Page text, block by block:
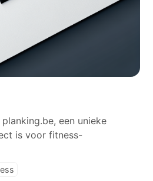
een unieke
is voor fitness-